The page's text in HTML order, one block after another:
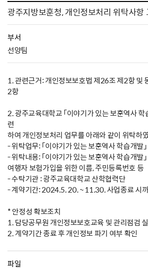
광주지방보훈청, 개인정보처리 위탁사항
부서
선양팀
1. 관련근거: 개인정보보호법 제26조 제2항 및
2항
2. 광주교육대학교 「이야기가 있는 보훈역사 학
련
하여 개인정보처리 업무를 아래와 같이 위탁하
- 위탁업무: 「이야기가 있는 보훈역사 학습개발
- 위탁내용: 「이야기가 있는 보훈역사 학습개발
여행자 보험가입을 위한 이름, 주민등록번호 등
- 수탁기관 : 광주교육대학교 산학협력단
- 계약기간: 2024.5. 20. ~ 11.30. 사업종료 시
* 안정성 확보조치
1. 담당공무원 개인정보보호교육 및 관리점검
2. 계약기간 종료 후 개인정보 파기 여부 확인
파일